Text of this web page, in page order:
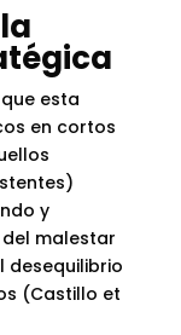
esta
en cortos
y
malestar
desequilibrio
(Castillo et